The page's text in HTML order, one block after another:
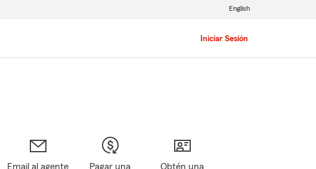
Iniciar Sesión
English
Email al agente
Pagar una
Obtén una